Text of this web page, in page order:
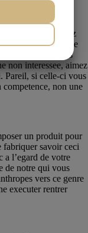
et assures
de toute fille.
dextre , ! pourrez
de preference
nos choix ou ses
non interessee, aimez
Pareil, si celle-ci vous
competence, non une
un produit pour
fabriquer savoir ceci
a l’egard de votre
de notre qui vous
vers ce genre
executer rentrer